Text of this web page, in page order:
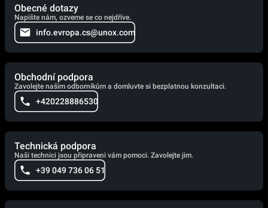
Obecné dotazy
Napište nám, ozveme se co nejdříve.
info.evropa.cs@unox.com
Obchodní podpora
Zavolejte našim odborníkům a domluvte si bezplatnou konzultaci.
+420228886530
Technická podpora
Naši technici jsou připraveni vám pomoci. Zavolejte jim.
+39 049 736 06 51